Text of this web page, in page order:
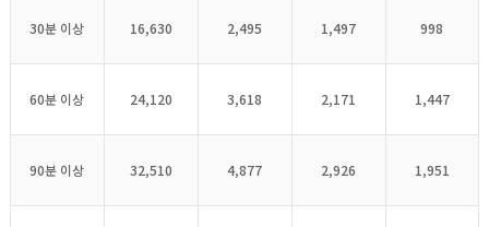
30분 이상 16,630 2,495 1,497 998
60분 이상 24,120 3,618 2,171 1,447
90분 이상 32,510 4,877 2,926 1,951